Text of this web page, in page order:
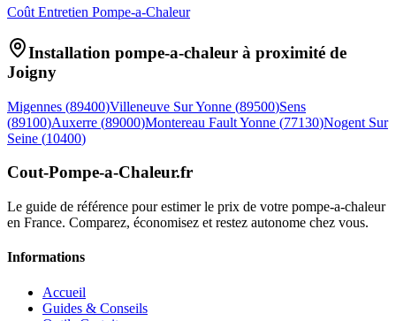
Coût Entretien Pompe-a-Chaleur
Installation pompe-a-chaleur à proximité de
Joigny
Migennes (89400)Villeneuve Sur Yonne (89500)Sens
(89100)Auxerre (89000)Montereau Fault Yonne (77130)Nogent Sur
Seine (10400)
Cout-Pompe-a-Chaleur.fr
Le guide de référence pour estimer le prix de votre pompe-a-chaleur
en France. Comparez, économisez et restez autonome chez vous.
Informations
Accueil
Guides & Conseils